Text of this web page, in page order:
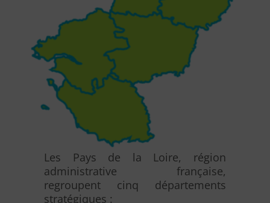
Les Pays de la Loire, région
administrative française,
regroupent cinq départements
stratégiques :